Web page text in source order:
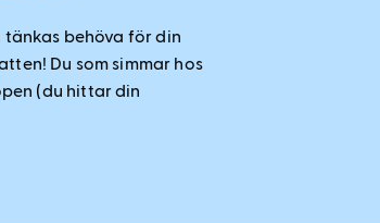
behöva för din
Du som simmar hos
(du hittar din